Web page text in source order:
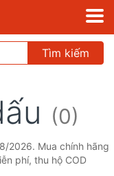
Tìm kiếm
(0)
2026. Mua chính hãng
phí, thu hộ COD